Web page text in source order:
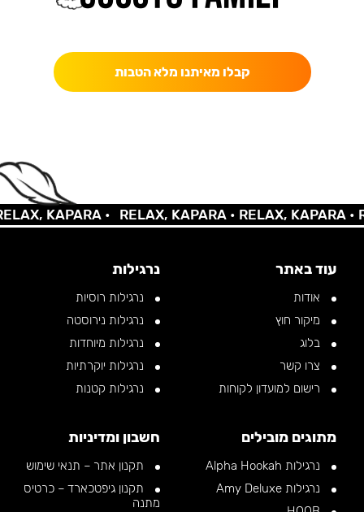
קבלו מאיתנו מלא הטבות
KAPARA • RELAX, KAPARA •RELAX, KAPARA •
עוד באתר
אודות
מיקור חוץ
בלוג
צרו קשר
רישום למועדון לקוחות
נרגילות
נרגילות רוסיות
נרגילות נירוסטה
נרגילות מיוחדות
נרגילות יוקרתיות
נרגילות קטנות
מתוגים מובילים
נרגילות Alpha Hookah
נרגילות Amy Deluxe
חשבון ומדיניות
תקנון אתר – תנאי שימוש
תקנון גיפטכארד – כרטיס
מתנה